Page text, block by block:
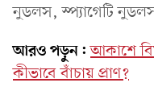
নুডলস, স্প্যাগেটি
আরও পড়ুন: আকাশে
কীভাবে বাঁচায় প্রাণ?